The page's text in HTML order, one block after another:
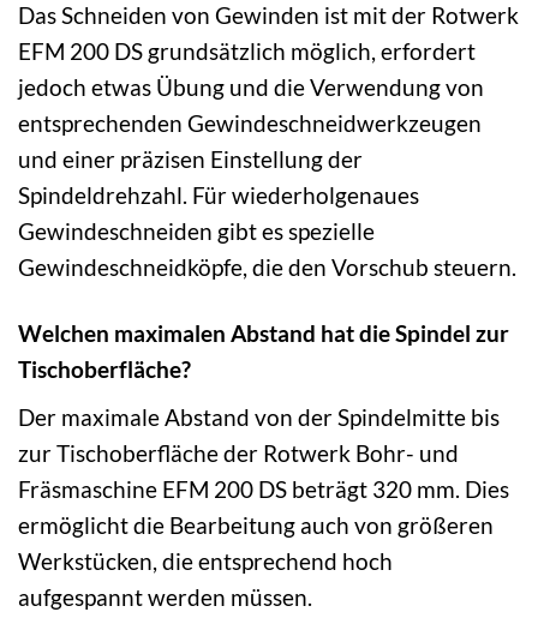
Das Schneiden von Gewinden ist mit der Rotwerk
EFM 200 DS grundsätzlich möglich, erfordert
jedoch etwas Übung und die Verwendung von
entsprechenden Gewindeschneidwerkzeugen
und einer präzisen Einstellung der
Spindeldrehzahl. Für wiederholgenaues
Gewindeschneiden gibt es spezielle
Gewindeschneidköpfe, die den Vorschub steuern.
Welchen maximalen Abstand hat die Spindel zur
Tischoberfläche?
Der maximale Abstand von der Spindelmitte bis
zur Tischoberfläche der Rotwerk Bohr- und
Fräsmaschine EFM 200 DS beträgt 320 mm. Dies
ermöglicht die Bearbeitung auch von größeren
Werkstücken, die entsprechend hoch
aufgespannt werden müssen.